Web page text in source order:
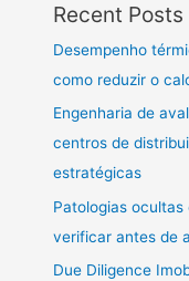
Recent Posts
Desempenho
como reduzir o
Engenharia de
centros de
estratégicas
Patologias ocultas
verificar antes de
Due Diligence